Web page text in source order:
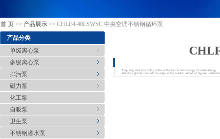
首 页 >> 产品展示 >> CHLF4-40LSWSC 中央空调不锈钢循环泵
产品分类
单级离心泵
多级离心泵
排污泵
磁力泵
化工泵
自吸泵
卫生泵
不锈钢潜水泵